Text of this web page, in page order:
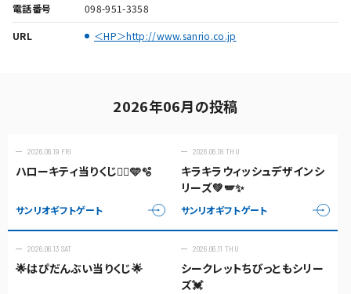
電話番号 098-951-3358
URL ＜HP＞http://www.sanrio.co.jp
2026年06月の投稿
2026.06.19 FRI
ハローキティ当りくじ🧜‍♀️🩵🫧
サンリオギフトゲート
2026.06.18 THU
キラキラウィッシュデザインシ
リーズ💚🪽✨
サンリオギフトゲート
2026.06.13 SAT
🌟はぴだんぶい当りくじ🌟
2026.06.11 THU
シークレットちびっともシリー
ズ💓